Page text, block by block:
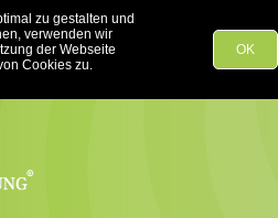
zu gestalten und
verwenden wir
der Webseite
Cookies zu.
OK